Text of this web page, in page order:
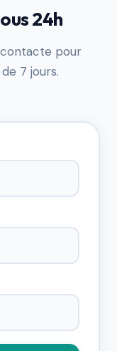
24h
pour
7 jours.